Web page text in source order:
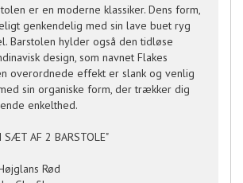
er en moderne klassiker. Dens form,
genkendelig med sin lave buet ryg
Barstolen hylder også den tidløse
design, som navnet Flakes
overordnede effekt er slank og venlig
sin organiske form, der trækker dig
enkelthed.
SÆT AF 2 BARSTOLE"
Rød